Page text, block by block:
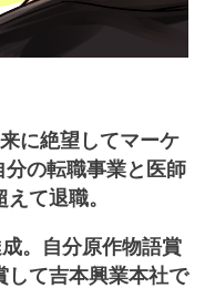
に絶望してマーケ
の転職事業と医師
て退職。
。自分原作物語賞
して吉本興業本社で